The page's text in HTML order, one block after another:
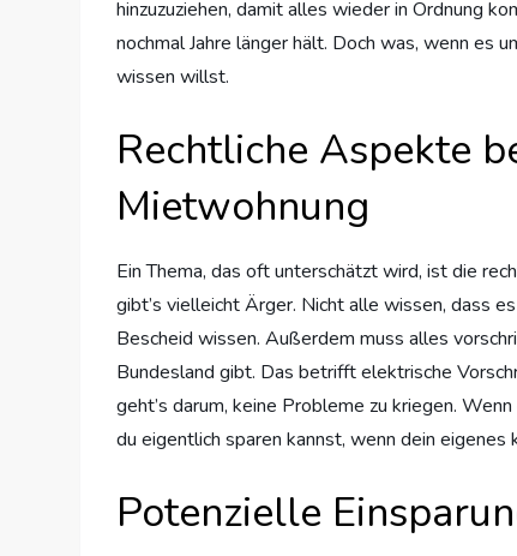
hinzuzuziehen, damit alles wieder in Ordnung
nochmal Jahre länger hält. Doch was, wenn es
wissen willst.
Rechtliche Aspekte
Mietwohnung
Ein Thema, das oft unterschätzt wird, ist die
gibt’s vielleicht Ärger. Nicht alle wissen, dass
Bescheid wissen. Außerdem muss alles
Bundesland gibt. Das betrifft elektrische
geht’s darum, keine Probleme zu kriegen.
du eigentlich sparen kannst, wenn dein
Potenzielle